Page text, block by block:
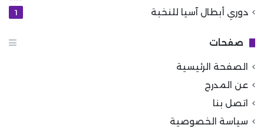
دوري أبطال آسيا للنخبة 1
صفحات
الصفحة الرئيسية
عن المدرج
اتصل بنا
سياسة الخصوصية